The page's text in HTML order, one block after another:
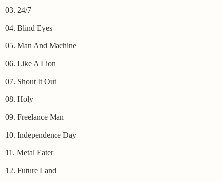
03. 24/7
04. Blind Eyes
05. Man And Machine
06. Like A Lion
07. Shout It Out
08. Holy
09. Freelance Man
10. Independence Day
11. Metal Eater
12. Future Land